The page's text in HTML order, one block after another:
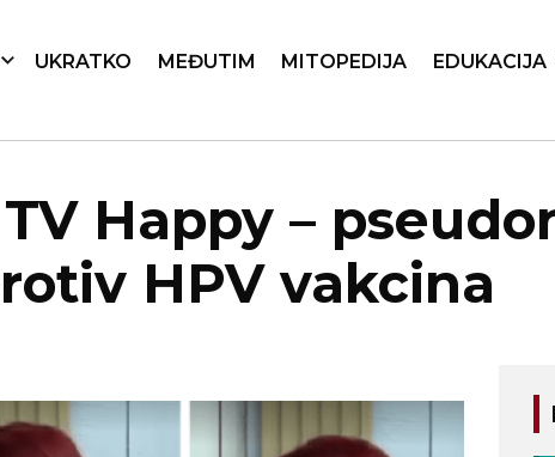
UKRATKO MEĐUTIM MITOPEDIJA EDUKACIJA
Happy –
HPV vakcina